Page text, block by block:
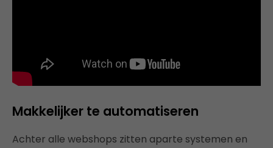
Makkelijker te automatiseren
Achter alle webshops zitten aparte systemen en